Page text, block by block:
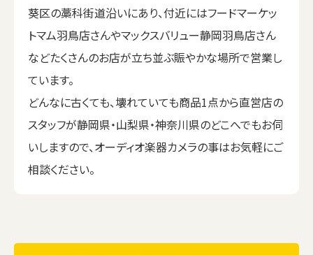
葵区の藁科街道沿いにあり、付近にはフードマーケッ
トマム羽鳥店さんやマックスバリュー静岡羽鳥店さん
などたくさんのお店が立ち並ぶ賑やかな場所で営業し
ています。
どんなに古くても、壊れていても商品1点から直営店の
スタッフが静岡県・山梨県・神奈川県のどこへでもお伺
いしますので、オーディオ楽器カメラの事はお気軽にご
相談ください。